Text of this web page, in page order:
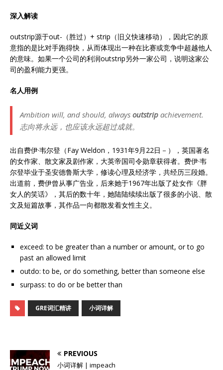
深入解读
outstrip源于out-（胜过）+ strip（旧义快速移动），因此它的原
意指的是比对手跑得快，从而体现出一种在比赛或竞争中超越他人
的意味。如果一个公司的利润outstrip另外一家公司，说明这家公
司的盈利能力更强。
名人用例
Ambition will, and should, always outstrip achievement.
志向将永远，也应该永远超过成就。
出自费伊·韦尔登（Fay Weldon，1931年9月22日－），英国著名
的女作家、散文家及剧作家，大英帝国司令勋章获得者。费伊·韦
尔登毕业于圣安德鲁斯大学，修读心理及经济学，共经历三段婚。
出道前，费伊曾从事广告业，后来她于1967年出版了处女作《胖
女人的笑话》，其后的数十年，她陆陆续续出版了很多的小说、散
文及短篇故事，其作品一向都散发着女性主义。
同近义词
exceed: to be greater than a number or amount, or to go
past an allowed limit
outdo: to be, or do something, better than someone else
surpass: to do or be better than
GRE词汇精讲 小词详解
PREVIOUS
小词详解 | impeach